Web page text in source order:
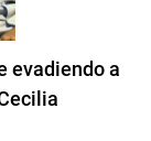
evadiendo a